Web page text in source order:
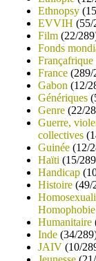
Ethnopsy
EVVIH (55/
Film (22/
Fonds
Françafrique
France (289/
Gabon (12/
Génériques
Genre (22/
Guerre,
collectives
Guinée (12/
Haïti (15/
Handicap
Histoire (49/
Homophobie
Humanitaire
Inde (34/
JAIV (10/